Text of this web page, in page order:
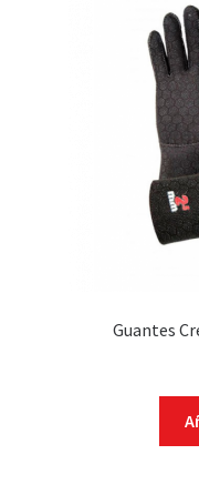
Guantes